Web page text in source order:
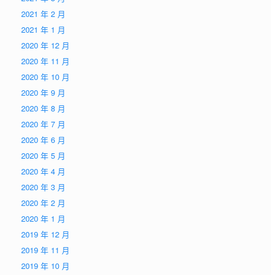
2021 年 2 月
2021 年 1 月
2020 年 12 月
2020 年 11 月
2020 年 10 月
2020 年 9 月
2020 年 8 月
2020 年 7 月
2020 年 6 月
2020 年 5 月
2020 年 4 月
2020 年 3 月
2020 年 2 月
2020 年 1 月
2019 年 12 月
2019 年 11 月
2019 年 10 月